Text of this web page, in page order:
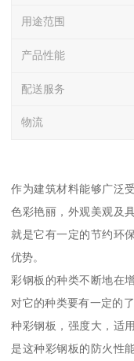
用途范围
产品性能
配送服务
物流
作为建筑材料能够广泛
色彩艳丽，外观美观及
就是它有一定的节约环
优势。
彩钢板的种类不断地在
对它的种类要有一定的
种彩钢板，强度大，适
是这种彩钢板的防火性